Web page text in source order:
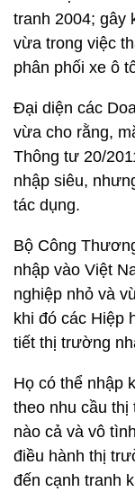
tranh 2004; gây
vừa trong việc
phân phối xe ô
Đại diện các
vừa cho rằng,
Thông tư 20/
nhập siêu,
tác dụng.
Bộ Công
nhập vào Việt
nghiệp nhỏ và
khi đó các Hiệp
tiết thị trường
Họ có thể nhập
theo nhu cầu
nào cả và vô
điều hành thị
đến cạnh tranh